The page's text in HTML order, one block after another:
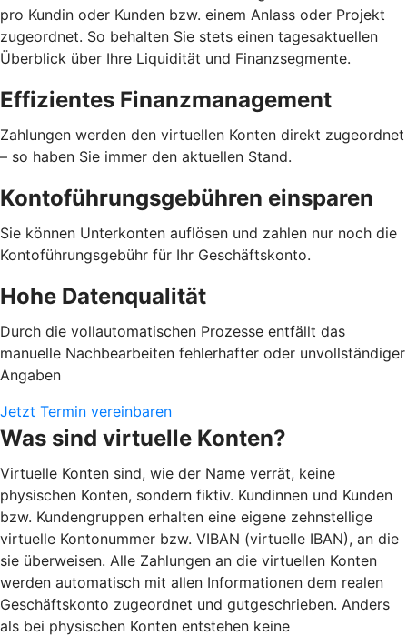
pro Kundin oder Kunden bzw. einem Anlass oder Projekt
zugeordnet. So behalten Sie stets einen tagesaktuellen
Überblick über Ihre Liquidität und Finanzsegmente.
Effizientes Finanzmanagement
Zahlungen werden den virtuellen Konten direkt zugeordnet
– so haben Sie immer den aktuellen Stand.
Kontoführungsgebühren einsparen
Sie können Unterkonten auflösen und zahlen nur noch die
Kontoführungsgebühr für Ihr Geschäftskonto.
Hohe Datenqualität
Durch die vollautomatischen Prozesse entfällt das
manuelle Nachbearbeiten fehlerhafter oder unvollständiger
Angaben
Jetzt Termin vereinbaren
Was sind virtuelle Konten?
Virtuelle Konten sind, wie der Name verrät, keine
physischen Konten, sondern fiktiv. Kundinnen und Kunden
bzw. Kundengruppen erhalten eine eigene zehnstellige
virtuelle Kontonummer bzw. VIBAN (virtuelle IBAN), an die
sie überweisen. Alle Zahlungen an die virtuellen Konten
werden automatisch mit allen Informationen dem realen
Geschäftskonto zugeordnet und gutgeschrieben. Anders
als bei physischen Konten entstehen keine